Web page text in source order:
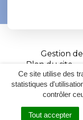
Ce site utilise des
statistiques
contrôler
Tout accepter
Gestion
Plan du site